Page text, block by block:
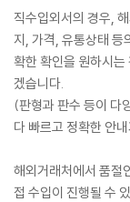
직수입외서의 경우,
지, 가격, 유통상태 등
확한 확인을 원하시
겠습니다.
(판형과 판수 등이 다
다 빠르고 정확한 안
해외거래처에서 품절
접 수입이 진행될 수